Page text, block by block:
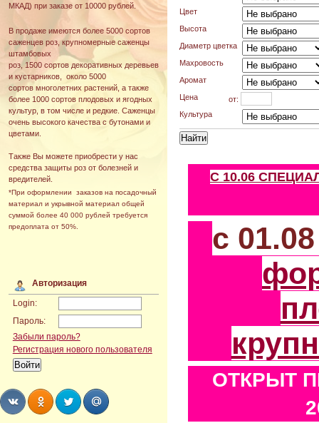
МКАД) при заказе от 10000 рублей.
В продаже имеются более 5000 сортов
саженцев роз, крупномерные саженцы
штамбовых
роз, 1500 сортов декоративных деревьев
и кустарников, около 5000
сортов многолетних растений, а также
более 1000 сортов плодовых и ягодных
культур, в том числе и редкие. Саженцы
очень высокого качества с бутонами и
цветами.
Также Вы можете приобрести у нас
средства защиты роз от болезней и
вредителей.
*При оформлении заказов на посадочный
материал и укрывной материал общей
суммой более 40 000 рублей требуется
предоплата от 50%.
Авторизация
Login:
Пароль:
Забыли пароль?
Регистрация нового пользователя
Цвет
Высота
Диаметр цветка
Махровость
Аромат
Цена
от:
Культура
С 10.06
с
ОТКРЫТ